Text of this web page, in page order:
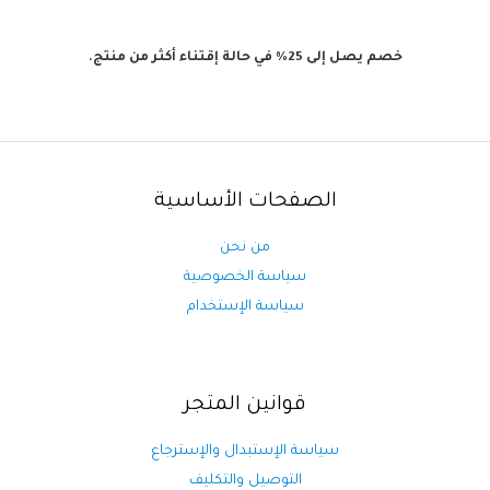
خصم يصل إلى 25% في حالة إقتناء أكثر من منتج.
الصفحات الأساسية
من نحن
سياسة الخصوصية
سياسة الإستخدام
قوانين المتجر
سياسة الإستبدال والإسترجاع
التوصيل والتكليف